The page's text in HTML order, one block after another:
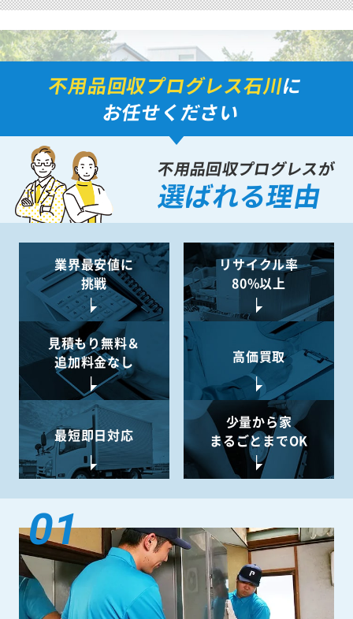
不用品回収プログレス石川に
お任せください
不用品回収プログレスが
選ばれる理由
業界最安値に
挑戦
リサイクル率
80%以上
見積もり無料＆
追加料金なし
高価買取
最短即日対応
少量から家
まるごとまでOK